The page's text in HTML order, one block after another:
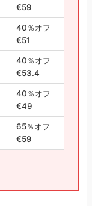
€59
40％オフ
€51
40％オフ
€53.4
40％オフ
€49
65％オフ
€59